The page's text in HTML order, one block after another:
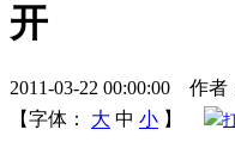
开
2011-03-22 00:00:00 作
【字体：
大 中 小 】